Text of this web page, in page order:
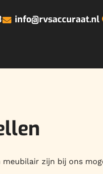
info@rvsaccuraat.nl
zijn bij ons